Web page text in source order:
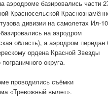
аэродроме базировались части
Красносельской
дивизии на самолетах Ил-
на аэродром
область), а аэродром передан
ордена Красной Звезды
округа.
проводились съёмки
«Тревожный вылет».